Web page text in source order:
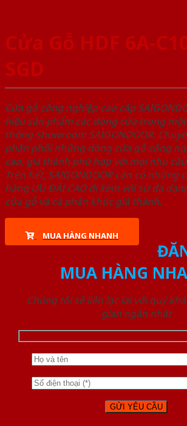
Cửa Gỗ HDF 6A-
SGD
Cửa gỗ công nghiệp cao cấp
hiệu sản phẩm các dòng cửa trong
thống Showroom SAIGONDOOR.
phân phối những dòng cửa gỗ công
cao, giá thành phù hợp với mọi nhu
Trên hết, SAIGONDOOR còn có những
hàng ƯU ĐÃI CAO đi kèm với sự đa
cửa gỗ và cả phân khúc giá thành.
MUA HÀNG NHANH
MUA HÀNG
Chúng tôi sẽ liên lạc lại với quý
gian ngắn nhất